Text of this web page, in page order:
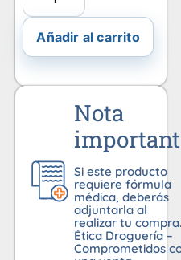
Añadir al carrito
Nota
Si este producto
requiere fórmula
médica, deberás
adjuntarla al
realizar tu compra.
Ética Droguería –
Comprometidos